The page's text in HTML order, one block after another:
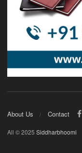
About Us Contact
All © 2025 Siddharbhoomi